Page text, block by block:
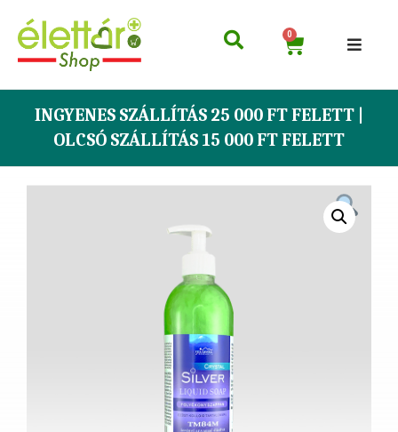
0
INGYENES SZÁLLÍTÁS 25 000 FT FELETT |
OLCSÓ SZÁLLÍTÁS 15 000 FT FELETT